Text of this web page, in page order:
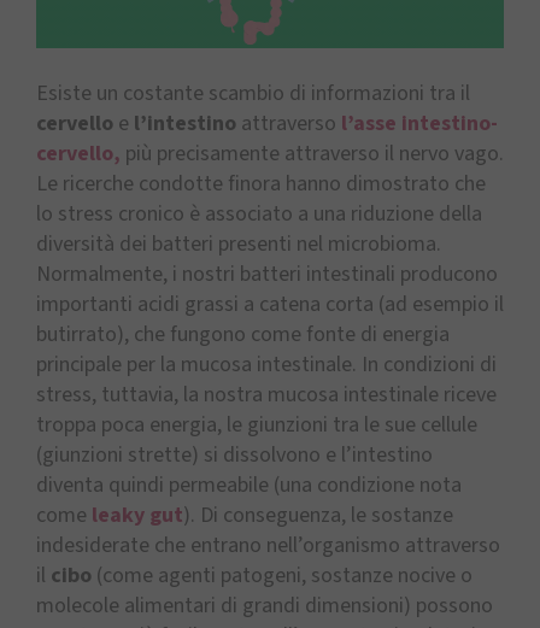
Esiste un costante scambio di informazioni tra il
cervello e l’intestino attraverso l’asse intestino-
cervello, più precisamente attraverso il nervo vago.
Le ricerche condotte finora hanno dimostrato che
lo stress cronico è associato a una riduzione della
diversità dei batteri presenti nel microbioma.
Normalmente, i nostri batteri intestinali producono
importanti acidi grassi a catena corta (ad esempio il
butirrato), che fungono come fonte di energia
principale per la mucosa intestinale. In condizioni di
stress, tuttavia, la nostra mucosa intestinale riceve
troppa poca energia, le giunzioni tra le sue cellule
(giunzioni strette) si dissolvono e l’intestino
diventa quindi permeabile (una condizione nota
come leaky gut). Di conseguenza, le sostanze
indesiderate che entrano nell’organismo attraverso
il cibo (come agenti patogeni, sostanze nocive o
molecole alimentari di grandi dimensioni) possono